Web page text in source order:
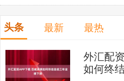
头条 最新 最热
外汇配
如何终